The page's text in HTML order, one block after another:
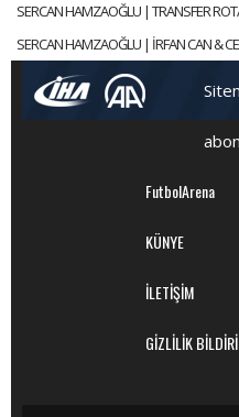
FutbolArena
KÜNYE
İLETİŞİM
GİZLİLİK